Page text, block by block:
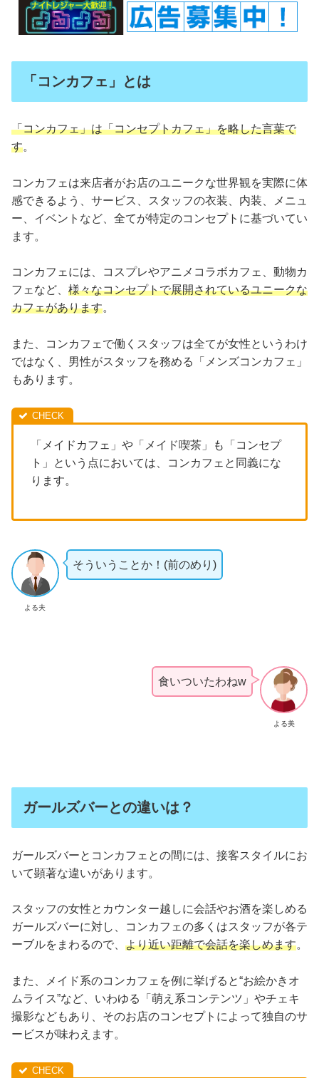
「コンカフェ」とは
「コンカフェ」は「コンセプトカフェ」を略した言葉で
す。
コンカフェは来店者がお店のユニークな世界観を実際に体
感できるよう、サービス、スタッフの衣装、内装、メニュ
ー、イベントなど、全てが特定のコンセプトに基づいてい
ます。
コンカフェには、コスプレやアニメコラボカフェ、動物カ
フェなど、 様々なコンセプトで展開されているユニークな
カフェがあります。
また、コンカフェで働くスタッフは全てが女性というわけ
ではなく、男性がスタッフを務める「メンズコンカフェ」
もあります。
「メイドカフェ」や「メイド喫茶」も「コンセプ
ト」という点においては、コンカフェと同義にな
ります。
よる夫
そういうことか！(前のめり)
よる美
食いついたわねw
ガールズバーとの違いは？
ガールズバーとコンカフェとの間には、接客スタイルにお
いて顕著な違いがあります。
スタッフの女性とカウンター越しに会話やお酒を楽しめる
ガールズバーに対し、コンカフェの多くはスタッフが各テ
ーブルをまわるので、 より近い距離で会話を楽しめます。
また、メイド系のコンカフェを例に挙げると“お絵かきオ
ムライス”など、いわゆる「萌え系コンテンツ」やチェキ
撮影などもあり、そのお店のコンセプトによって独自のサ
ービスが味わえます。